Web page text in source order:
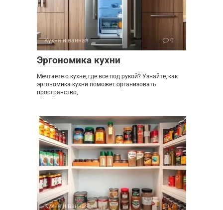
Кухня и ванная 0
Эргономика кухни
Мечтаете о кухне, где все под рукой? Узнайте, как
эргономика кухни поможет организовать
пространство,
Кухня и ванная 0